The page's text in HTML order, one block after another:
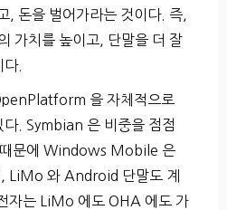
돈을 벌어가라는 것이다. 즉,
가치를 높이고, 단말을 더 잘
.
을 자체적으로
다. Symbian 은 비중을 점점
때문에 Windows Mobile 은
LiMo 와 Android 단말도 계
자는 LiMo 에도 OHA 에도 가